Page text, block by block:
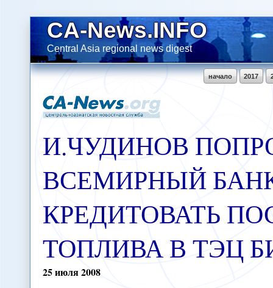
CA-News.INFO
Central Asia regional news digest
2017
начало
И.ЧУДИНОВ
ВСЕМИРНЫЙ
КРЕДИТОВАТЬ
ТОПЛИВА В ТЭЦ
25июля2008